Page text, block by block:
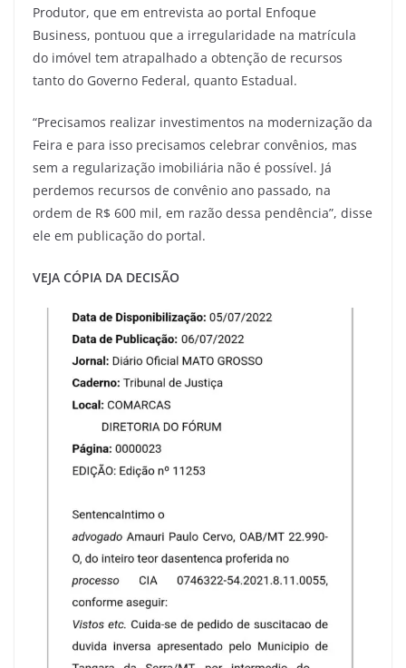
Produtor, que em entrevista ao portal Enfoque
Business, pontuou que a irregularidade na matrícula
do imóvel tem atrapalhado a obtenção de recursos
tanto do Governo Federal, quanto Estadual.
“Precisamos realizar investimentos na modernização da
Feira e para isso precisamos celebrar convênios, mas
sem a regularização imobiliária não é possível. Já
perdemos recursos de convênio ano passado, na
ordem de R$ 600 mil, em razão dessa pendência”, disse
ele em publicação do portal.
VEJA CÓPIA DA DECISÃO